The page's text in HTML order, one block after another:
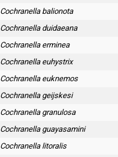
Cochranella balionota
Cochranella duidaeana
Cochranella erminea
Cochranella euhystrix
Cochranella euknemos
Cochranella geijskesi
Cochranella granulosa
Cochranella guayasamini
Cochranella litoralis